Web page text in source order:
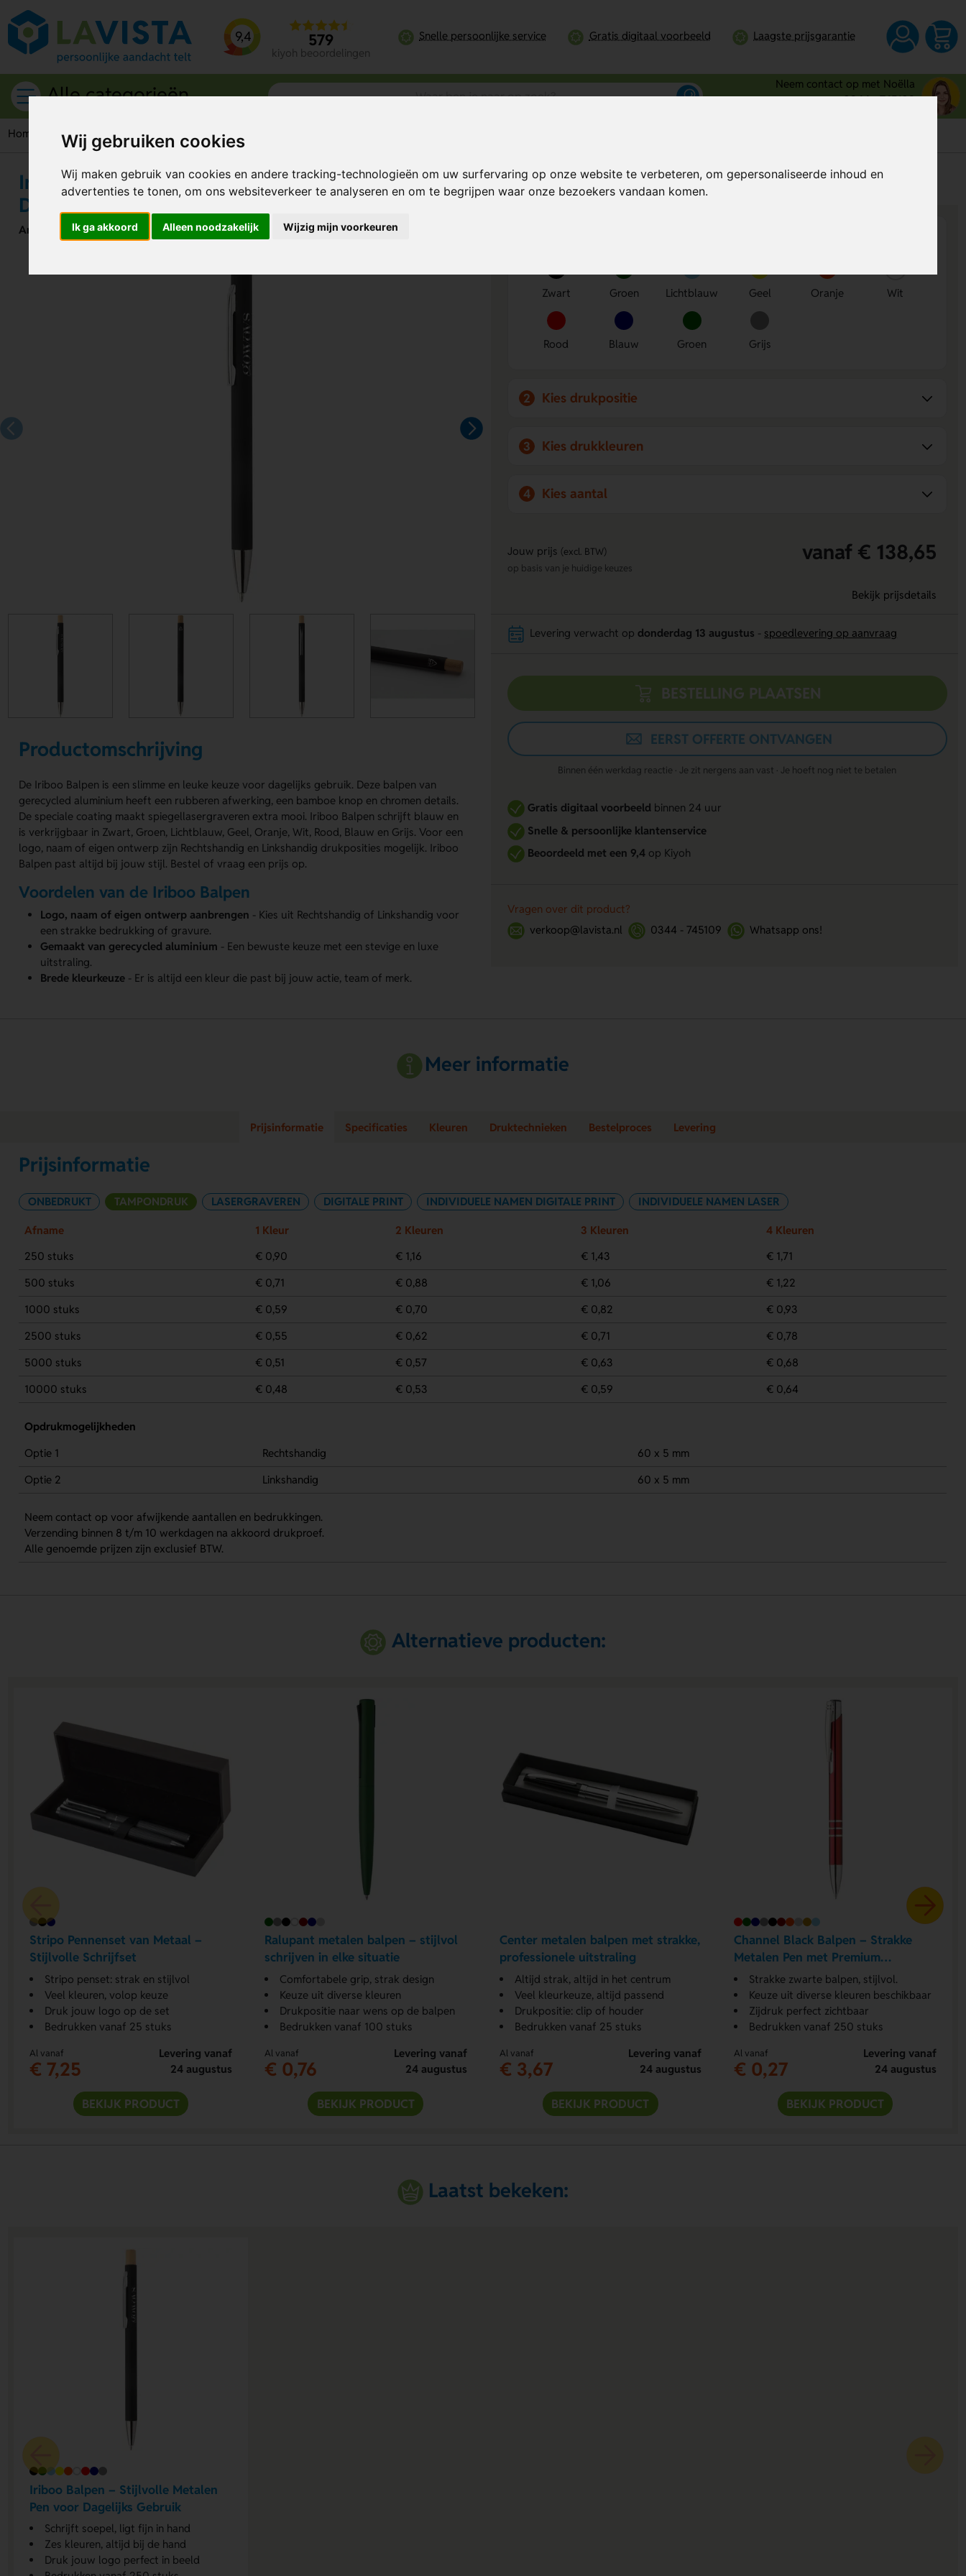
Wij gebruiken cookies
Wij maken gebruik van cookies en andere tracking-technologieën om uw surfervaring op onze website te verbeteren, om gepersonaliseerde inhoud en
advertenties te tonen, om ons websiteverkeer te analyseren en om te begrijpen waar onze bezoekers vandaan komen.
Ik ga akkoord Alleen noodzakelijk Wijzig mijn voorkeuren
9,4 579
kiyoh beoordelingen
Snelle persoonlijke service Gratis digitaal voorbeeld Laagste prijsgarantie
Alle categorieën
Neem contact op met Noëlla
0344 - 745109
Home Schrijfwaren Pennen Metalen pennen
Iriboo Balpen – Stijlvolle Metalen Pen voor
Dagelijks Gebruik
Artikelnummer:318637
Productomschrijving
De Iriboo Balpen is een slimme en leuke keuze voor dagelijks gebruik. Deze balpen van
gerecycled aluminium heeft een rubberen afwerking, een bamboe knop en chromen details.
De speciale coating maakt spiegellasergraveren extra mooi. Iriboo Balpen schrijft blauw en
is verkrijgbaar in Zwart, Groen, Lichtblauw, Geel, Oranje, Wit, Rood, Blauw en Grijs. Voor een
logo, naam of eigen ontwerp zijn Rechtshandig en Linkshandig drukposities mogelijk. Iriboo
Balpen past altijd bij jouw stijl. Bestel of vraag een prijs op.
Voordelen van de Iriboo Balpen
Logo, naam of eigen ontwerp aanbrengen - Kies uit Rechtshandig of Linkshandig voor
een strakke bedrukking of gravure.
Gemaakt van gerecycled aluminium - Een bewuste keuze met een stevige en luxe
uitstraling.
Brede kleurkeuze - Er is altijd een kleur die past bij jouw actie, team of merk.
Bereken mijn prijs Al vanaf€ 0,48 per stuk (excl. BTW)
Zwart Groen Lichtblauw Geel Oranje Wit
Rood Blauw Groen Grijs
2 Kies drukpositie
3 Kies drukkleuren
4 Kies aantal
Jouw prijs (excl. BTW) vanaf € 138,65
op basis van je huidige keuzes
Bekijk prijsdetails
Levering verwacht op donderdag 13 augustus spoedlevering op aanvraag
BESTELLING PLAATSEN
EERST OFFERTE ONTVANGEN
Binnen één werkdag reactie · Je zit nergens aan vast · Je hoeft nog niet te betalen
Gratis digitaal voorbeeldbinnen 24 uur
Snelle & persoonlijke klantenservice
Beoordeeld met een 9,4op Kiyoh
Vragen over dit product?
verkoop@lavista.nl
0344 - 745109 Whatsapp ons!
Meer informatie
Prijsinformatie Specificaties Kleuren Druktechnieken Bestelproces Levering
Prijsinformatie
ONBEDRUKT TAMPONDRUK LASERGRAVEREN DIGITALE PRINT INDIVIDUELE NAMEN DIGITALE PRINT INDIVIDUELE NAMEN LASER
Afname 1 Kleur 2 Kleuren 3 Kleuren
4 Kleuren
250 stuks
€ 0,90 € 1,16 € 1,43
€ 1,71
500 stuks
€ 0,71 € 0,88 € 1,06
€ 1,22
1000 stuks
€ 0,59 € 0,70 € 0,82
€ 0,93
2500 stuks
€ 0,55 € 0,62 € 0,71
€ 0,78
5000 stuks
€ 0,51 € 0,57 € 0,63
€ 0,68
10000 stuks
€ 0,48 € 0,53 € 0,59 € 0,64
Opdrukmogelijkheden
Optie 1
Rechtshandig
60 x 5 mm
Optie 2
Linkshandig 60 x 5 mm
Neem contact op voor afwijkende aantallen en bedrukkingen.
Verzending binnen 8 t/m 10 werkdagen na akkoord drukproef.
Alle genoemde prijzen zijn exclusief BTW.
Alternatieve producten:
Stripo Pennenset van Metaal –
Stijlvolle Schrijfset
Stripo penset: strak en stijlvol
Veel kleuren, volop keuze
Druk jouw logo op de set
Bedrukken vanaf 25 stuks
Al vanaf
€ 7,25
Levering vanaf
24 augustus
BEKIJK PRODUCT
Ralupant metalen balpen – stijlvol
schrijven in elke situatie
Comfortabele grip, strak design
Keuze uit diverse kleuren
Drukpositie naar wens op de balpen
Bedrukken vanaf 100 stuks
Al vanaf
€ 0,76
Levering vanaf
24 augustus
BEKIJK PRODUCT
Center metalen balpen met strakke,
professionele uitstraling
Altijd strak, altijd in het centrum
Veel kleurkeuze, altijd passend
Drukpositie: clip of houder
Bedrukken vanaf 25 stuks
Al vanaf
€ 3,67
Levering vanaf
24 augustus
BEKIJK PRODUCT
Channel Black Balpen – Strakke
Metalen Pen met Premium
Uitstraling
Strakke zwarte balpen, stijlvol.
Keuze uit diverse kleuren beschikbaar
Zijdruk perfect zichtbaar
Bedrukken vanaf 250 stuks
Al vanaf
€ 0,27
Levering vanaf
24 augustus
BEKIJK PRODUCT
Laatst bekeken:
Iriboo Balpen – Stijlvolle Metalen
Pen voor Dagelijks Gebruik
Schrijft soepel, ligt fijn in hand
Zes kleuren, altijd bij de hand
Druk jouw logo perfect in beeld